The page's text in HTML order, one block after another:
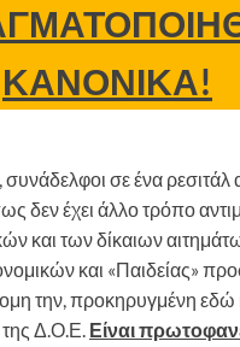
ΚΑΝΟΝΙΚΑ!
σε ένα ρεσιτάλ
δεν έχει άλλο τρόπο
και των δίκαιων
και «Παιδείας»
την, προκηρυγμένη εδώ
Δ.Ο.Ε. Είναι